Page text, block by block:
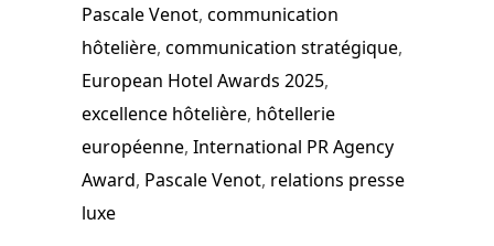
Pascale Venot, communication
hôtelière, communication stratégique,
European Hotel Awards 2025,
excellence hôtelière, hôtellerie
européenne, International PR Agency
Award, Pascale Venot, relations presse
luxe